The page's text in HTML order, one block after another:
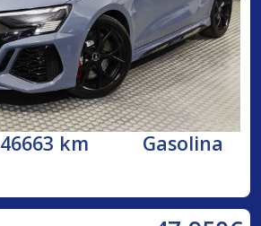
46663 km Gasolina